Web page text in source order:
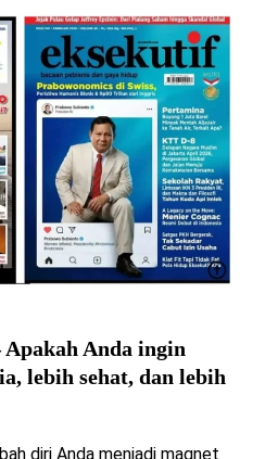
Anda ingin
lebih sehat, dan lebih
diri Anda menjadi magnet